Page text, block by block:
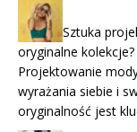
Sztuka
oryginalne kolekcje?
Projektowanie
wyrażania siebie i
oryginalność jest